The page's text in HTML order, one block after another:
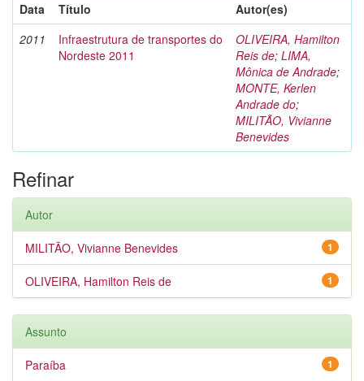
Data
Título
Autor(es)
2011
Infraestrutura de transportes do
Nordeste 2011
OLIVEIRA, Hamilton
Reis de; LIMA,
Mônica de Andrade;
MONTE, Kerlen
Andrade do;
MILITÃO, Vivianne
Benevides
Refinar
Autor
1
MILITÃO, Vivianne Benevides
1
OLIVEIRA, Hamilton Reis de
Assunto
1
Paraíba